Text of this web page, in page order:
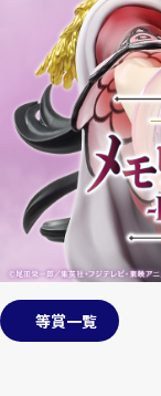
等賞一覧